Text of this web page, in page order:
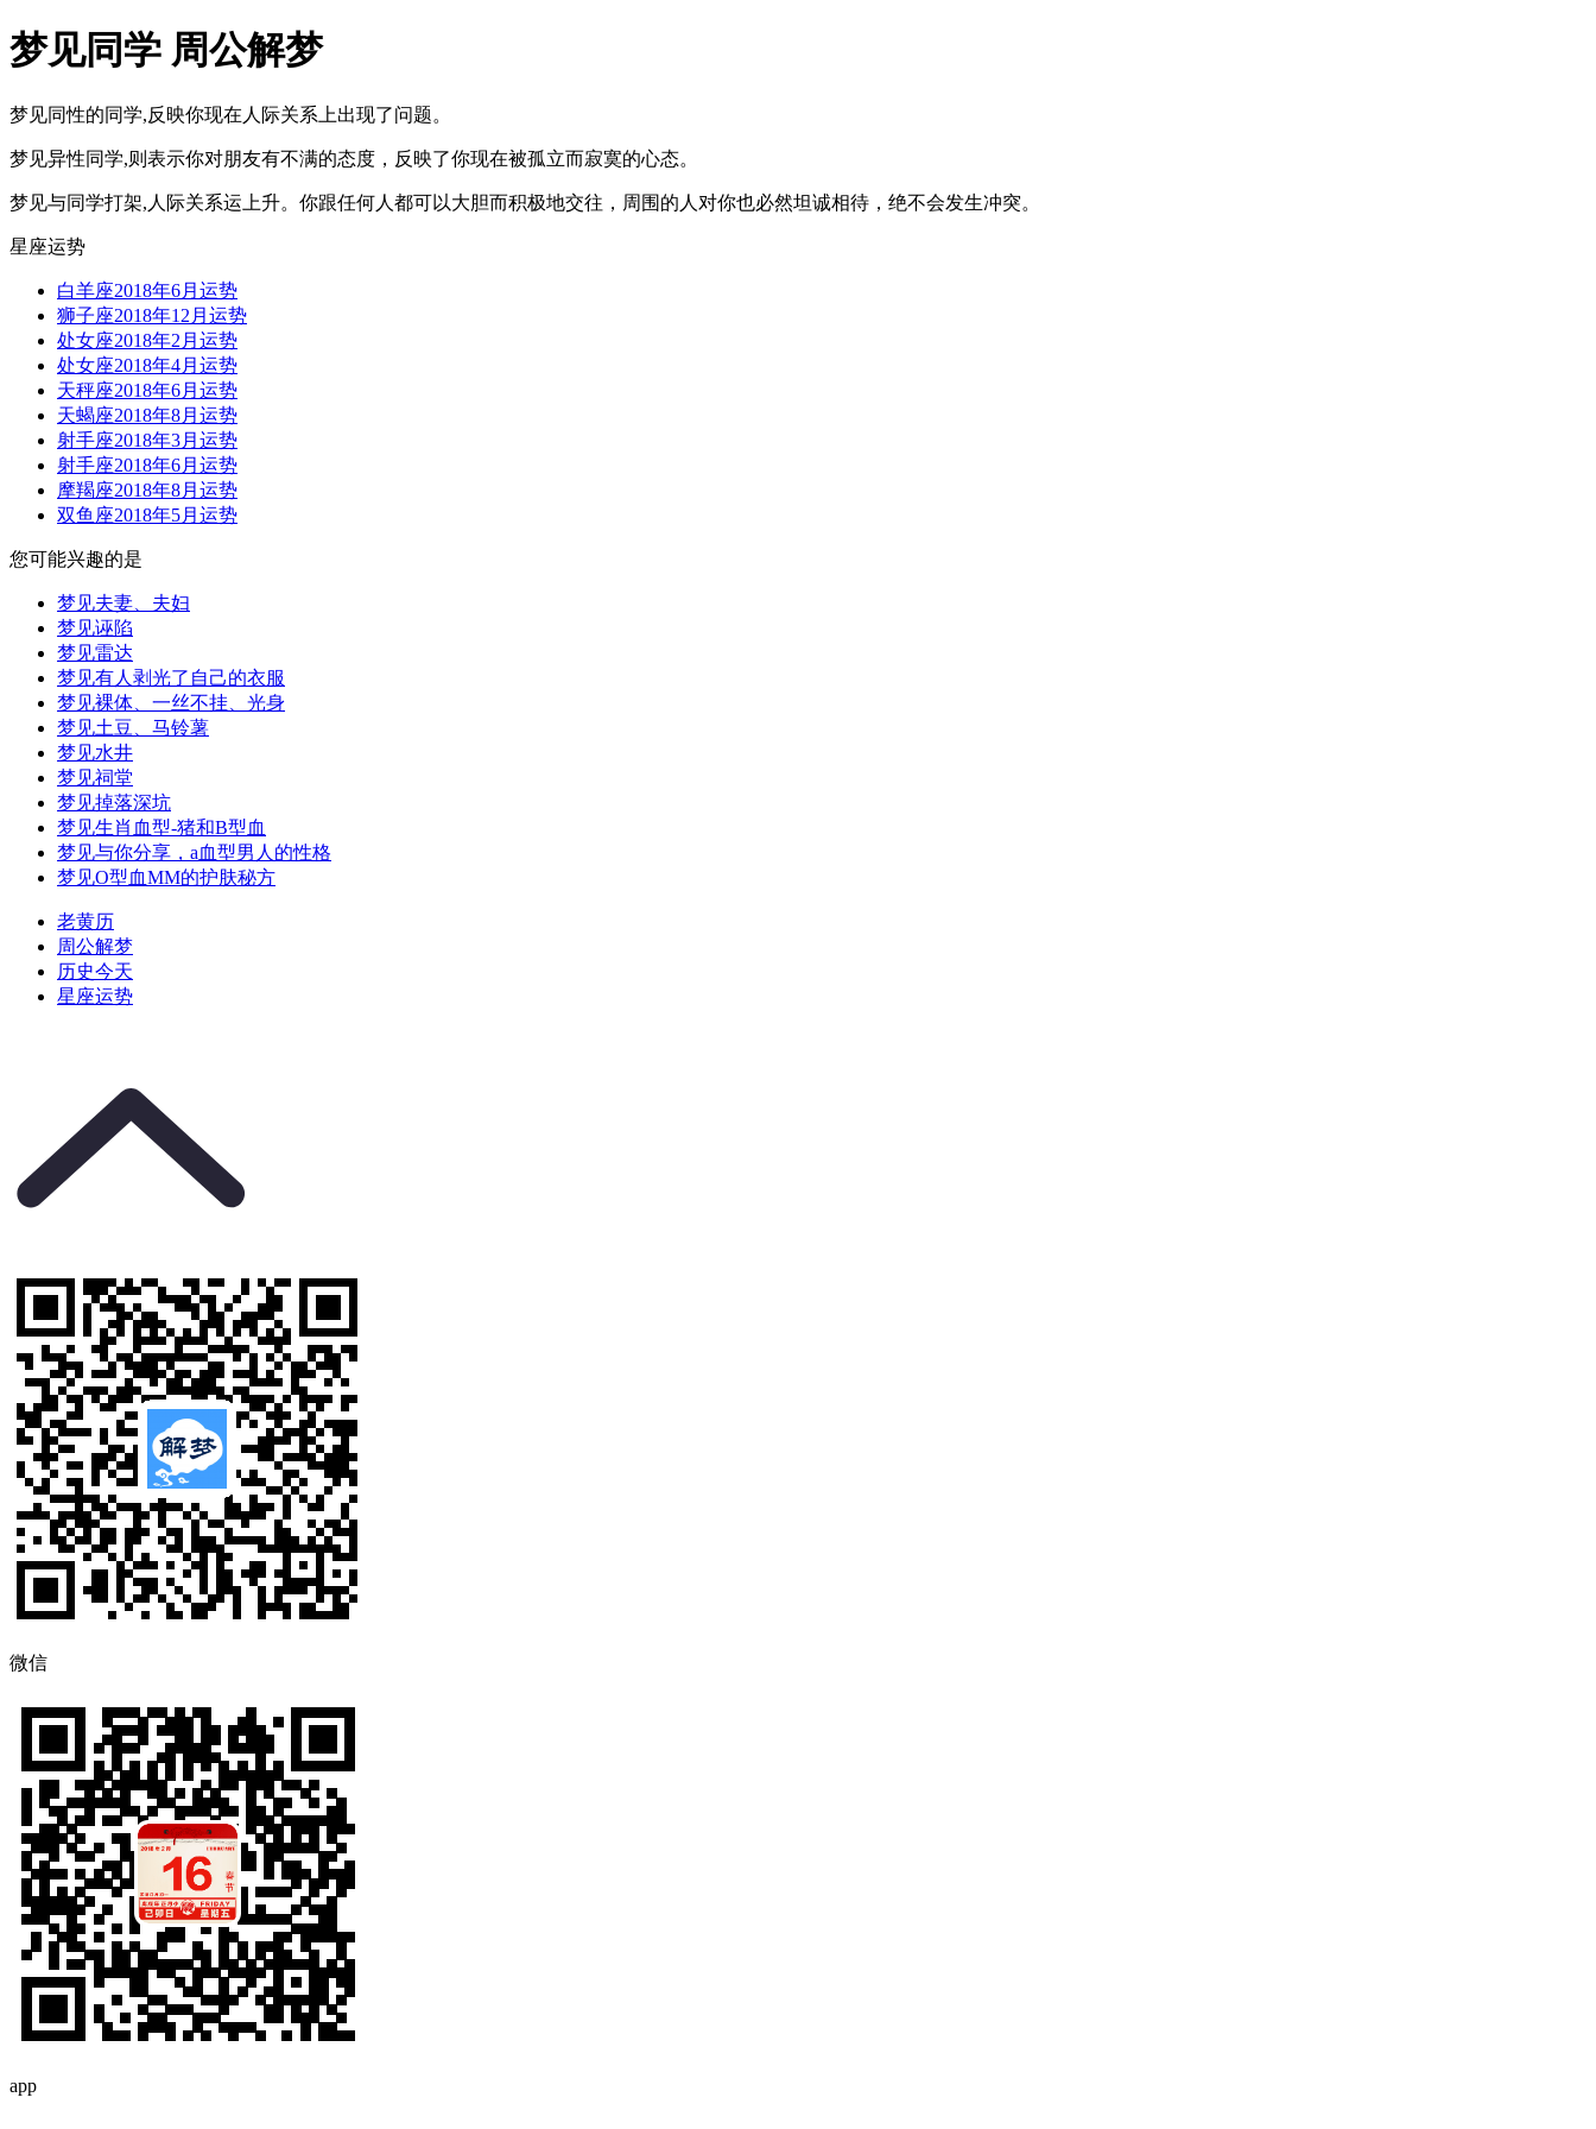
梦见同学 周公解梦
梦见同性的同学,反映你现在人际关系上出现了问题。
梦见异性同学,则表示你对朋友有不满的态度，反映了你现在被孤立而寂寞的心态。
梦见与同学打架,人际关系运上升。你跟任何人都可以大胆而积极地交往，周围的人对你也必然坦诚相待，绝不会发生冲突。
星座运势
白羊座2018年6月运势
狮子座2018年12月运势
处女座2018年2月运势
处女座2018年4月运势
天秤座2018年6月运势
天蝎座2018年8月运势
射手座2018年3月运势
射手座2018年6月运势
摩羯座2018年8月运势
双鱼座2018年5月运势
您可能兴趣的是
梦见夫妻、夫妇
梦见诬陷
梦见雷达
梦见有人剥光了自己的衣服
梦见裸体、一丝不挂、光身
梦见土豆、马铃薯
梦见水井
梦见祠堂
梦见掉落深坑
梦见生肖血型-猪和B型血
梦见与你分享，a血型男人的性格
梦见O型血MM的护肤秘方
老黄历
周公解梦
历史今天
星座运势
微信
app